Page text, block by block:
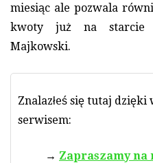
miesiąc ale pozwala
kwoty już na starcie
Majkowski.
Znalazłeś się tutaj dzięki
serwisem:
Zapraszamy na